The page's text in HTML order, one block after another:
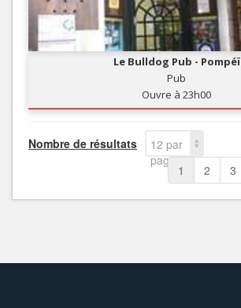
Le Bulldog Pub - Pompéï
Pub
Ouvre à 23h00
Nombre de résultats
12 par
page
1 2 3